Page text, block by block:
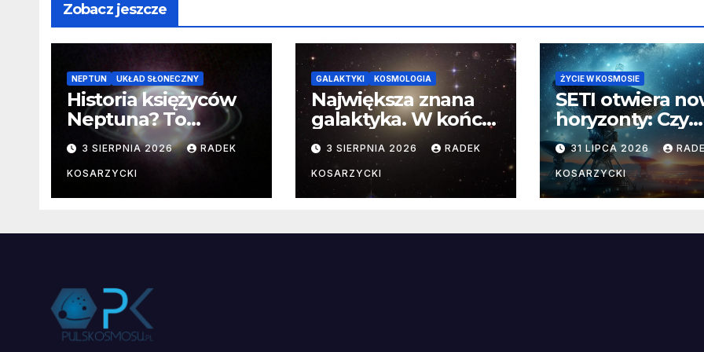
Zobacz jeszcze
NEPTUN UKŁAD SŁONECZNY
Historia księżyców
Neptuna? To
skomplikowane
3 SIERPNIA 2026 RADEK
KOSARZYCKI
GALAKTYKI KOSMOLOGIA
Największa znana
galaktyka. W końcu
poznaliśmy jej
faktyczne wymiary
3 SIERPNIA 2026 RADEK
KOSARZYCKI
ŻYCIE W KOSMOSIE
SETI otwiera
horyzonty: Czy
pozaziemskie
sygnały
miejscach?
31 LIPCA 2026
KOSARZYCKI